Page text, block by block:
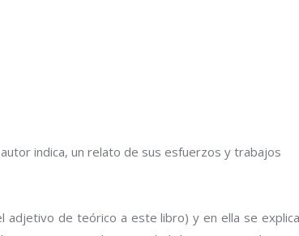
indica, un relato de sus esfuerzos y trabajos
adjetivo de teórico a este libro) y en ella se